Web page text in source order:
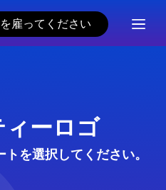
雇ってください
ィーロゴ
を選択してください。